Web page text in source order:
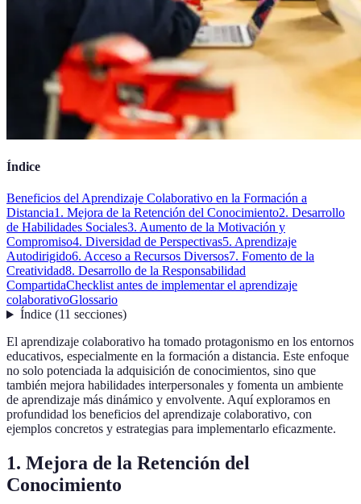
Índice
Beneficios del Aprendizaje Colaborativo en la Formación a
Distancia1. Mejora de la Retención del Conocimiento2. Desarrollo
de Habilidades Sociales3. Aumento de la Motivación y
Compromiso4. Diversidad de Perspectivas5. Aprendizaje
Autodirigido6. Acceso a Recursos Diversos7. Fomento de la
Creatividad8. Desarrollo de la Responsabilidad
CompartidaChecklist antes de implementar el aprendizaje
colaborativoGlossario
Índice(11 secciones)
El aprendizaje colaborativo ha tomado protagonismo en los entornos
educativos, especialmente en la formación a distancia. Este enfoque
no solo potenciada la adquisición de conocimientos, sino que
también mejora habilidades interpersonales y fomenta un ambiente
de aprendizaje más dinámico y envolvente. Aquí exploramos en
profundidad los beneficios del aprendizaje colaborativo, con
ejemplos concretos y estrategias para implementarlo eficazmente.
1. Mejora de la Retención del
Conocimiento